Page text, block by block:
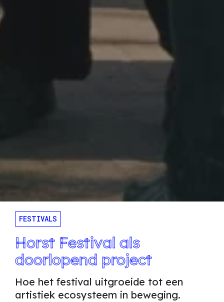
FESTIVALS
Horst Festival als
doorlopend project
Hoe het festival uitgroeide tot een
artistiek ecosysteem in beweging.